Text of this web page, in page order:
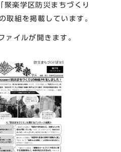
聚楽学区防災まちづくり
取組を掲載しています。
ァイルが開きます。